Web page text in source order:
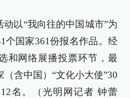
动以“我向往的中国城市”为
个国家361份报名作品。经
和网络展播投票环节，最
含中国）“文化小大使”30
名。（光明网记者 钟蕾